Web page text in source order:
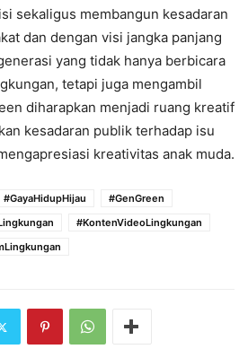
sekaligus membangun kesadaran
dan dengan visi jangka panjang
yang tidak hanya berbicara
tetapi juga mengambil
diharapkan menjadi ruang kreatif
kesadaran publik terhadap isu
kreativitas anak muda.
#GayaHidupHijau
#GenGreen
#KontenVideoLingkungan